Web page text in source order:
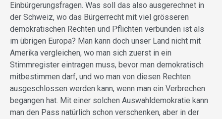
Einbürgerungsfragen. Was soll das also ausgerechnet in
der Schweiz, wo das Bürgerrecht mit viel grösseren
demokratischen Rechten und Pflichten verbunden ist als
im übrigen Europa? Man kann doch unser Land nicht mit
Amerika vergleichen, wo man sich zuerst in ein
Stimmregister eintragen muss, bevor man demokratisch
mitbestimmen darf, und wo man von diesen Rechten
ausgeschlossen werden kann, wenn man ein Verbrechen
begangen hat. Mit einer solchen Auswahldemokratie kann
man den Pass natürlich schon verschenken, aber in der